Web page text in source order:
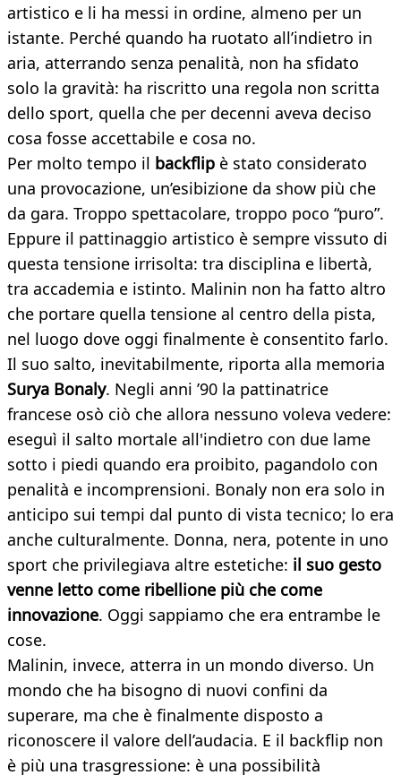
artistico e li ha messi in ordine, almeno per un
istante. Perché quando ha ruotato all’indietro in
aria, atterrando senza penalità, non ha sfidato
solo la gravità: ha riscritto una regola non scritta
dello sport, quella che per decenni aveva deciso
cosa fosse accettabile e cosa no.
Per molto tempo il backflip è stato considerato
una provocazione, un’esibizione da show più che
da gara. Troppo spettacolare, troppo poco “puro”.
Eppure il pattinaggio artistico è sempre vissuto di
questa tensione irrisolta: tra disciplina e libertà,
tra accademia e istinto. Malinin non ha fatto altro
che portare quella tensione al centro della pista,
nel luogo dove oggi finalmente è consentito farlo.
Il suo salto, inevitabilmente, riporta alla memoria
Surya Bonaly. Negli anni ’90 la pattinatrice
francese osò ciò che allora nessuno voleva vedere:
eseguì il salto mortale all'indietro con due lame
sotto i piedi quando era proibito, pagandolo con
penalità e incomprensioni. Bonaly non era solo in
anticipo sui tempi dal punto di vista tecnico; lo era
anche culturalmente. Donna, nera, potente in uno
sport che privilegiava altre estetiche: il suo gesto
venne letto come ribellione più che come
innovazione. Oggi sappiamo che era entrambe le
cose.
Malinin, invece, atterra in un mondo diverso. Un
mondo che ha bisogno di nuovi confini da
superare, ma che è finalmente disposto a
riconoscere il valore dell’audacia. E il backflip non
è più una trasgressione: è una possibilità